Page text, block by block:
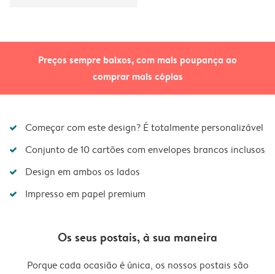
Preços sempre baixos, com mais poupança ao
comprar mais cópias
Começar com este design? É totalmente personalizável
Conjunto de 10 cartões com envelopes brancos inclusos
Design em ambos os lados
Impresso em papel premium
Os seus postais, à sua maneira
Porque cada ocasião é única, os nossos postais são